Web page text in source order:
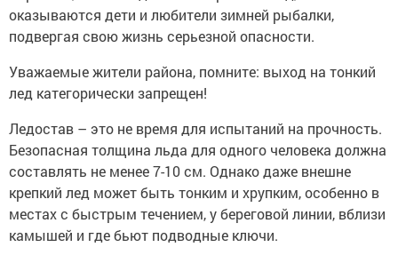
оказываются дети и любители зимней рыбалки,
подвергая свою жизнь серьезной опасности.
Уважаемые жители района, помните: выход на тонкий
лед категорически запрещен!
Ледостав – это не время для испытаний на прочность.
Безопасная толщина льда для одного человека должна
составлять не менее 7-10 см. Однако даже внешне
крепкий лед может быть тонким и хрупким, особенно в
местах с быстрым течением, у береговой линии, вблизи
камышей и где бьют подводные ключи.